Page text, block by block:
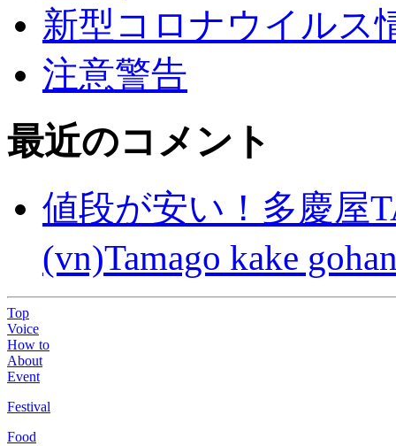
新型コロナウイルス
注意警告
最近のコメント
値段が安い！多慶屋
(vn)Tamago kake
Top
Voice
How to
About
Event
Festival
Food